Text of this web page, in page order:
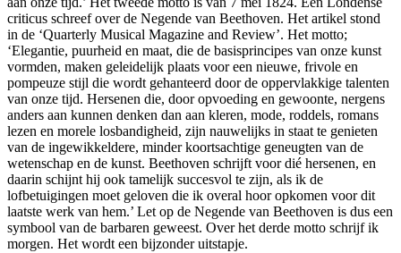
criticus schreef over de Negende van Beethoven. Het artikel stond
in de ‘Quarterly Musical Magazine and Review’. Het motto;
‘Elegantie, puurheid en maat, die de basisprincipes van onze kunst
vormden, maken geleidelijk plaats voor een nieuwe, frivole en
pompeuze stijl die wordt gehanteerd door de oppervlakkige talenten
van onze tijd. Hersenen die, door opvoeding en gewoonte, nergens
anders aan kunnen denken dan aan kleren, mode, roddels, romans
lezen en morele losbandigheid, zijn nauwelijks in staat te genieten
van de ingewikkeldere, minder koortsachtige geneugten van de
wetenschap en de kunst. Beethoven schrijft voor dié hersenen, en
daarin schijnt hij ook tamelijk succesvol te zijn, als ik de
lofbetuigingen moet geloven die ik overal hoor opkomen voor dit
laatste werk van hem.’ Let op de Negende van Beethoven is dus een
symbool van de barbaren geweest. Over het derde motto schrijf ik
morgen. Het wordt een bijzonder uitstapje.